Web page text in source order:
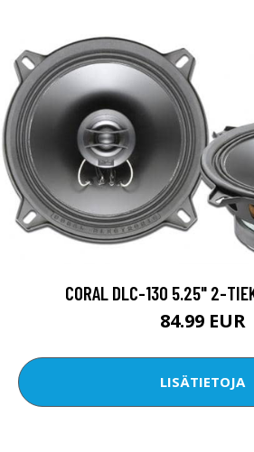
CORAL DLC-130 5.25" 2-
84.99 EUR
LISÄTIETOJA